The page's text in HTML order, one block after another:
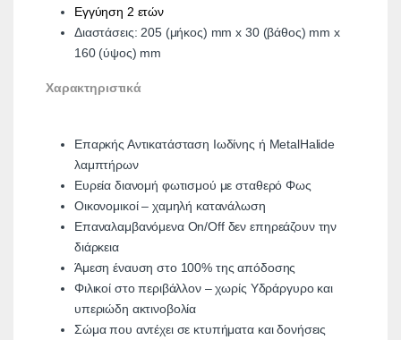
Εγγύηση 2 ετών
Διαστάσεις: 205 (μήκος) mm x 30 (βάθος) mm x
160 (ύψος) mm
Xαρακτηριστικά
Επαρκής Αντικατάσταση Ιωδίνης ή MetalHalide
λαμπτήρων
Ευρεία διανομή φωτισμού με σταθερό Φως
Οικονομικοί – χαμηλή κατανάλωση
Επαναλαμβανόμενα On/Off δεν επηρεάζουν την
διάρκεια
Άμεση έναυση στο 100% της απόδοσης
Φιλικοί στο περιβάλλον – χωρίς Υδράργυρο και
υπεριώδη ακτινοβολία
Σώμα που αντέχει σε κτυπήματα και δονήσεις